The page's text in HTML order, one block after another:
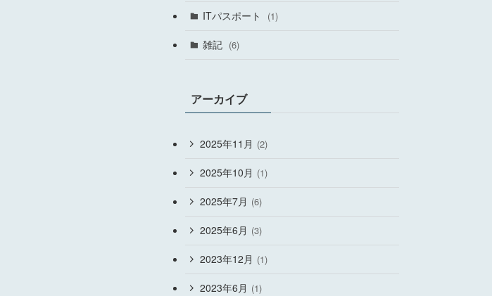
ITパスポート (1)
雑記 (6)
アーカイブ
2025年11月 (2)
2025年10月 (1)
2025年7月 (6)
2025年6月 (3)
2023年12月 (1)
2023年6月 (1)